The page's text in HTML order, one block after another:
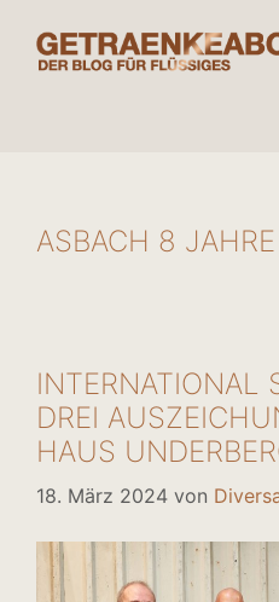
Inhalt
springen
ASBACH 8 JAHRE
INTERNATIONAL
DREI
HAUS
18. März 2024 von